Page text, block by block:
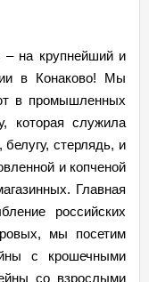
– на крупнейший и
в Конаково! Мы
в промышленных
которая служила
стерлядь, и
и копченой
Главная
российских
мы посетим
с крошечными
со взрослыми